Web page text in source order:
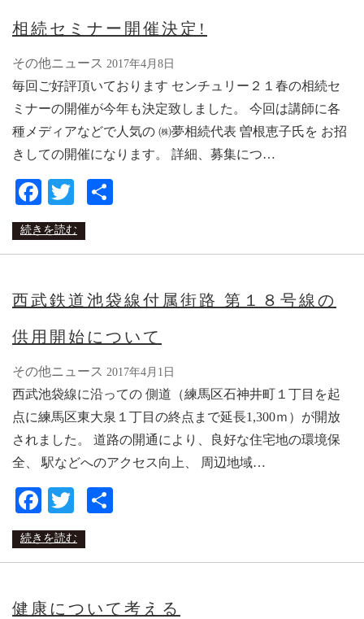
相続セミナー開催決定!
その他ニュース 2017年4月8日
毎回ご好評頂いております センチュリー２１春の相続セ
ミナーの開催が今年も決定致しました。 今回は講師に各
種メディアなどで人気の ㈱夢相続代表 曽根恵子氏を お招
きしての開催になります。 詳細、募集につ…
Facebook
Twitter
続きを読む
西武鉄道池袋線付属街路 第１８号線の
供用開始について
その他ニュース 2017年4月1日
西武池袋線に沿っての 側道（練馬区石神井町１丁目を起
点に練馬区東大泉１丁目の終点まで延長1,300ｍ）が開放
されました。 道路の開通により、良好な住宅地の環境保
全、 駅などへのアクセス向上、 周辺地域…
Facebook
Twitter
続きを読む
健康について考える